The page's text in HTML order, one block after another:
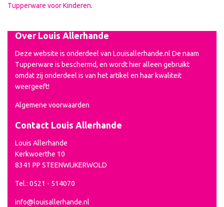
Tupperware voor Kinderen.
Over Louis Allerhande
Deze website is onderdeel van Louisallerhande.nl De naam
Tupperware is beschermd, en wordt hier alleen gebruikt
omdat zij onderdeel is van het artikel en haar kwaliteit
weergeeft!
Algemene voorwaarden
Contact Louis Allerhande
Louis Allerhande
Kerkwoerthe 10
8341 PP STEENWIJKERWOLD
Tel.: 0521 - 514070
info@louisallerhande.nl